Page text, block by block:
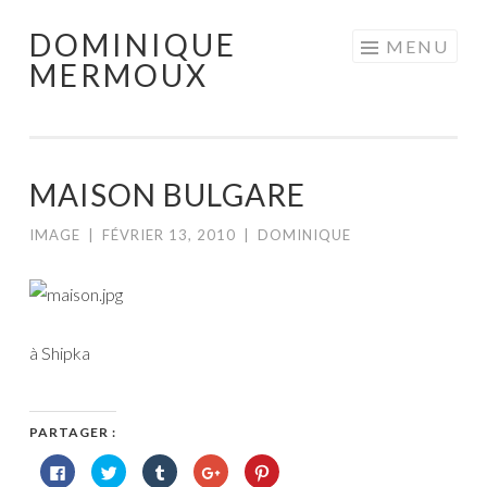
Aller
au
DOMINIQUE
MERMOUX
MENU
MAISON BULGARE
IMAGE FÉVRIER 13, 2010 DOMINIQUE
à Shipka
PARTAGER :
Cliquez
pour
Cliquez
pour
Cliquez
pour
Cliquez
pour
Cliquez
pour